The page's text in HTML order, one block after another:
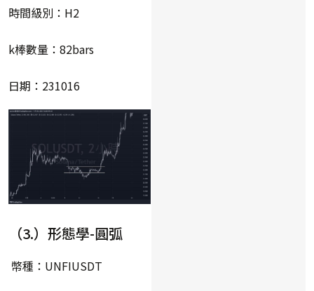
時間級別：H2
k棒數量：82bars
日期：231016
（3.）形態學-圓弧
幣種：UNFIUSDT